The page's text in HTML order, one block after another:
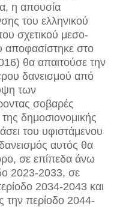
η απουσία
του ελληνικού
σχετικού μεσο-
αποφασίστηκε στο
θα απαιτούσε την
δανεισμού από
των
σοβαρές
δημοσιονομικής
του υφιστάμενου
αυτός θα
σε επίπεδα άνω
2023-2033, σε
2034-2043 και
την περίοδο 2044-